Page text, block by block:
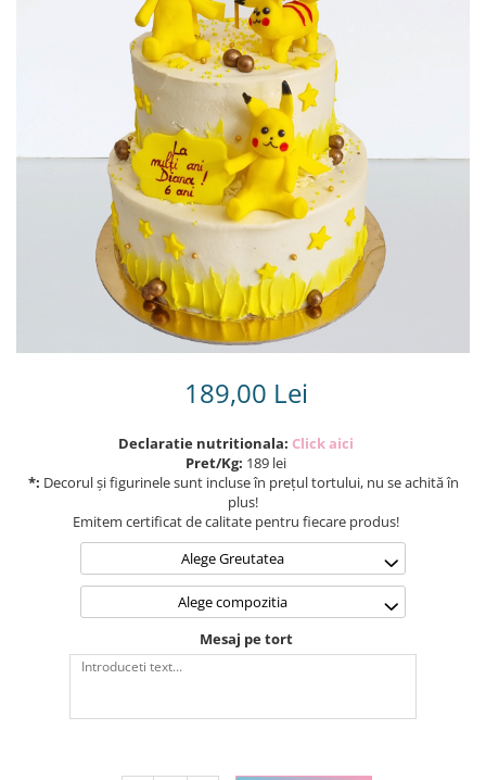
Torturi in frosting- crema pentru
Tortulețe 1.7 kg - 2 kg
189,00 Lei
Declaratie nutritionala: Click aici
Pret/Kg: 189 lei
*: Decorul și figurinele sunt incluse în prețul tortului, nu se achită în
plus!
Emitem certificat de calitate pentru fiecare produs!
Alege Greutatea
Alege compozitia
Mesaj pe tort